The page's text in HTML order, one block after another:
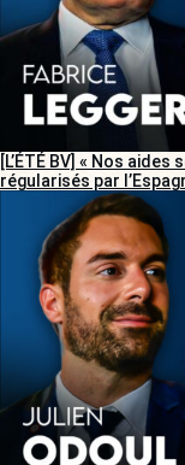
[L’ÉTÉ BV] « Nos
régularisés par